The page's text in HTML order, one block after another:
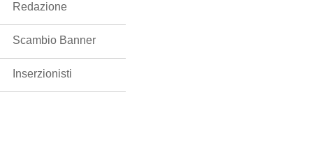
Redazione
Scambio Banner
Inserzionisti